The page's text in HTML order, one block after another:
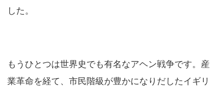
した。
もうひとつは世界史でも有名なアヘン戦争です。産
業革命を経て、市民階級が豊かになりだしたイギリ